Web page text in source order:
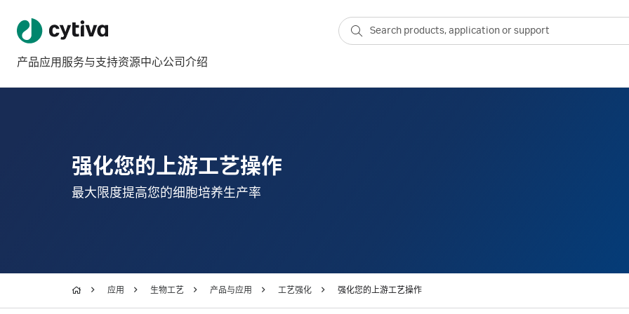
产品应用 服务与支持资源中心公司介绍
强化您的上游工艺操作
最大限度提高您的细胞培养生产率
应用 生物工艺 产品与应用 工艺强化 强化您的上游工艺操作